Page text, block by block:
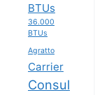
BTUs
36.000
BTUs
Agratto
Carrier
Consul